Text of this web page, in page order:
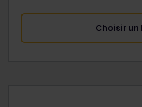
Choisir un